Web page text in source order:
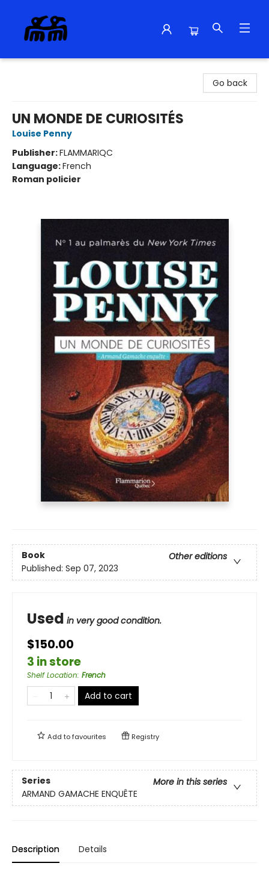
Go back
UN MONDE DE CURIOSITÉS
Louise Penny
Publisher:FLAMMARIQC
Language:French
Roman policier
Book
Other editions
Published: Sep 07, 2023
Used in very good condition.
$150.00
3 in store
Shelf Location: French
Add to cart
Add tofavourites Registry
Series
More in this series
ARMAND GAMACHE ENQUÊTE
Description Details